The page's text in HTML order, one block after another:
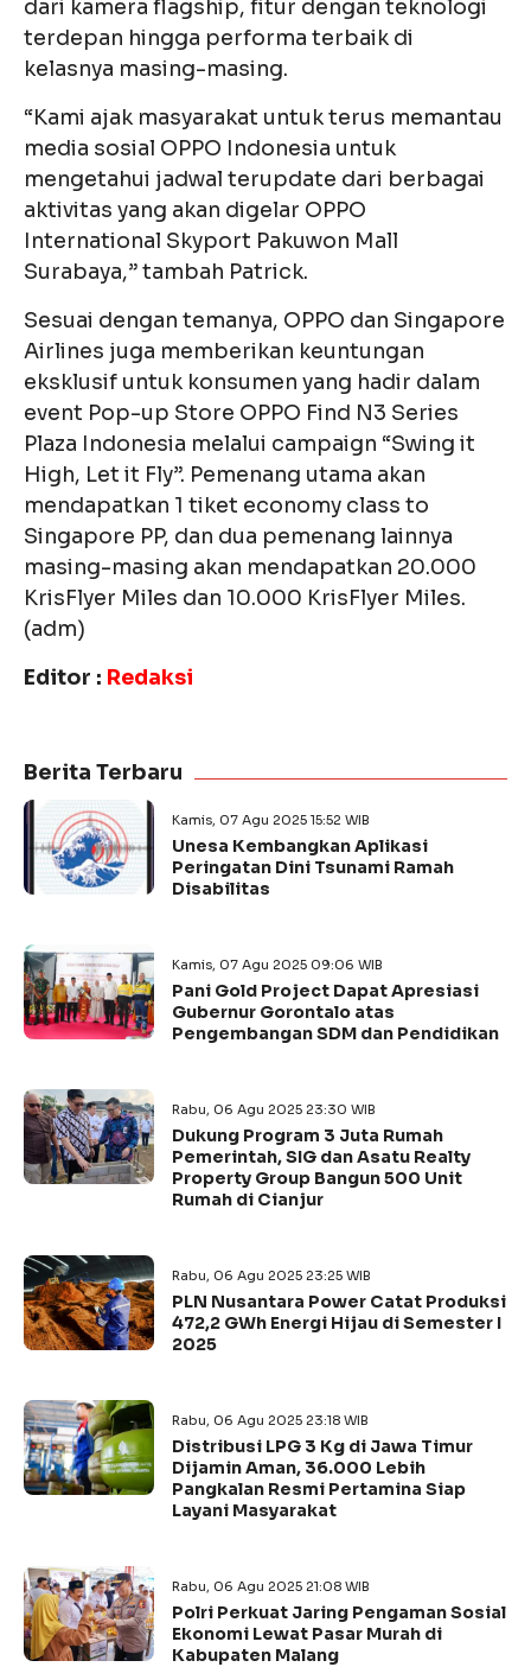
dari kamera flagship, fitur dengan teknologi
terdepan hingga performa terbaik di
kelasnya masing-masing.
“Kami ajak masyarakat untuk terus memantau
media sosial OPPO Indonesia untuk
mengetahui jadwal terupdate dari berbagai
aktivitas yang akan digelar OPPO
International Skyport Pakuwon Mall
Surabaya,” tambah Patrick.
Sesuai dengan temanya, OPPO dan Singapore
Airlines juga memberikan keuntungan
eksklusif untuk konsumen yang hadir dalam
event Pop-up Store OPPO Find N3 Series
Plaza Indonesia melalui campaign “Swing it
High, Let it Fly”. Pemenang utama akan
mendapatkan 1 tiket economy class to
Singapore PP, dan dua pemenang lainnya
masing-masing akan mendapatkan 20.000
KrisFlyer Miles dan 10.000 KrisFlyer Miles.
(adm)
Editor : Redaksi
Berita Terbaru
Kamis, 07 Agu 2025 15:52 WIB
Unesa Kembangkan Aplikasi
Peringatan Dini Tsunami Ramah
Disabilitas
Kamis, 07 Agu 2025 09:06 WIB
Pani Gold Project Dapat Apresiasi
Gubernur Gorontalo atas
Pengembangan SDM dan Pendidikan
Rabu, 06 Agu 2025 23:30 WIB
Dukung Program 3 Juta Rumah
Pemerintah, SIG dan Asatu Realty
Property Group Bangun 500 Unit
Rumah di Cianjur
Rabu, 06 Agu 2025 23:25 WIB
PLN Nusantara Power Catat Produksi
472,2 GWh Energi Hijau di Semester I
2025
Rabu, 06 Agu 2025 23:18 WIB
Distribusi LPG 3 Kg di Jawa Timur
Dijamin Aman, 36.000 Lebih
Pangkalan Resmi Pertamina Siap
Layani Masyarakat
Rabu, 06 Agu 2025 21:08 WIB
Polri Perkuat Jaring Pengaman Sosial
Ekonomi Lewat Pasar Murah di
Kabupaten Malang